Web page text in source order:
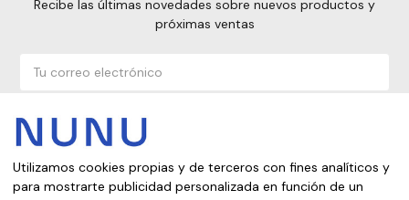
Recibe las últimas novedades sobre nuevos productos y
próximas ventas
electrónico
¿Desde qué país estás comprando?
Utilizamos cookies propias y de terceros con fines analíticos y
para mostrarte publicidad personalizada en función de un